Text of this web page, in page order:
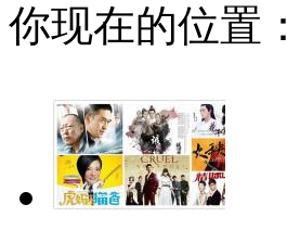
你现在的位置：